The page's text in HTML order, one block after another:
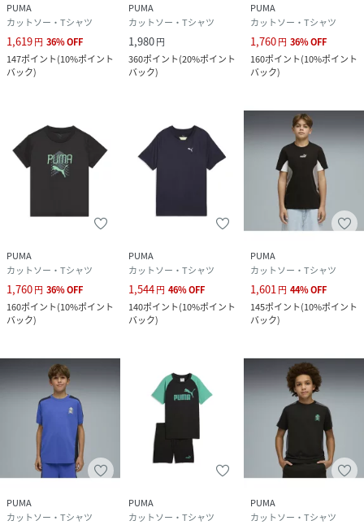
PUMA
カットソー・Tシャツ
1,619円 36%OFF
147ポイント(10%ポイント
バック)
PUMA
カットソー・Tシャツ
1,980円
360ポイント(20%ポイント
バック)
PUMA
カットソー・Tシャツ
1,760円 36%OFF
160ポイント(10%ポイント
バック)
PUMA
カットソー・Tシャツ
1,760円 36%OFF
160ポイント(10%ポイント
バック)
PUMA
カットソー・Tシャツ
1,544円 46%OFF
140ポイント(10%ポイント
バック)
PUMA
カットソー・Tシャツ
1,601 円 44%OFF
145ポイント(10%ポイント
バック)
PUMA
カットソー・Tシャツ
PUMA
カットソー・Tシャツ
PUMA
カットソー・Tシャツ